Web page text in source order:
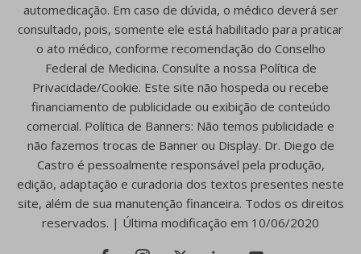
automedicação. Em caso de dúvida, o médico deverá ser
consultado, pois, somente ele está habilitado para praticar
o ato médico, conforme recomendação do Conselho
Federal de Medicina. Consulte a nossa Política de
Privacidade/Cookie. Este site não hospeda ou recebe
financiamento de publicidade ou exibição de conteúdo
comercial. Política de Banners: Não temos publicidade e
não fazemos trocas de Banner ou Display. Dr. Diego de
Castro é pessoalmente responsável pela produção,
edição, adaptação e curadoria dos textos presentes neste
site, além de sua manutenção financeira. Todos os direitos
reservados. | Última modificação em 10/06/2020